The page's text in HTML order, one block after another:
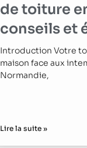
de toiture
conseils et
Introduction Votre
maison face aux
Normandie,
Lire la suite »